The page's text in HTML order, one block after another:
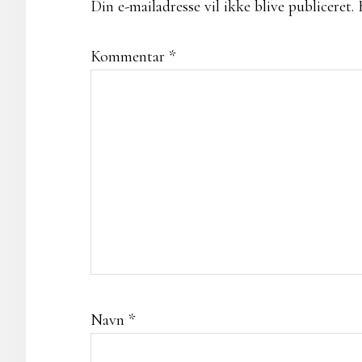
Din e-mailadresse vil ikke blive publiceret.
Kommentar *
Navn *